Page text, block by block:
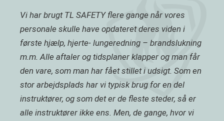
Vi har brugt TL SAFETY flere gange når vores
personale skulle have opdateret deres viden i
første hjælp, hjerte- lungeredning – brandslukning
m.m. Alle aftaler og tidsplaner klapper og man får
den vare, som man har fået stillet i udsigt. Som en
stor arbejdsplads har vi typisk brug for en del
instruktører, og som det er de fleste steder, så er
alle instruktører ikke ens. Men, de gange, hvor vi